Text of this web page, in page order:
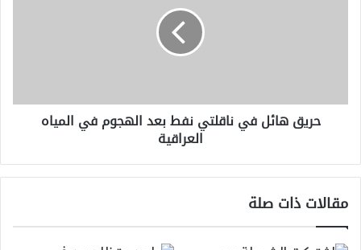
المياه
العراقيةحريق هائل في ناقلتي نفط بعد الهجوم في المياه
العراقية
مقالات ذات صلة